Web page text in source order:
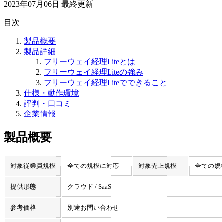
2023年07月06日 最終更新
目次
製品概要
製品詳細
フリーウェイ経理Liteとは
フリーウェイ経理Liteの強み
フリーウェイ経理Liteでできること
仕様・動作環境
評判・口コミ
企業情報
製品概要
対象従業員規模 全ての規模に対応 対象売上規模 全ての
提供形態 クラウド / SaaS
参考価格 別途お問い合わせ